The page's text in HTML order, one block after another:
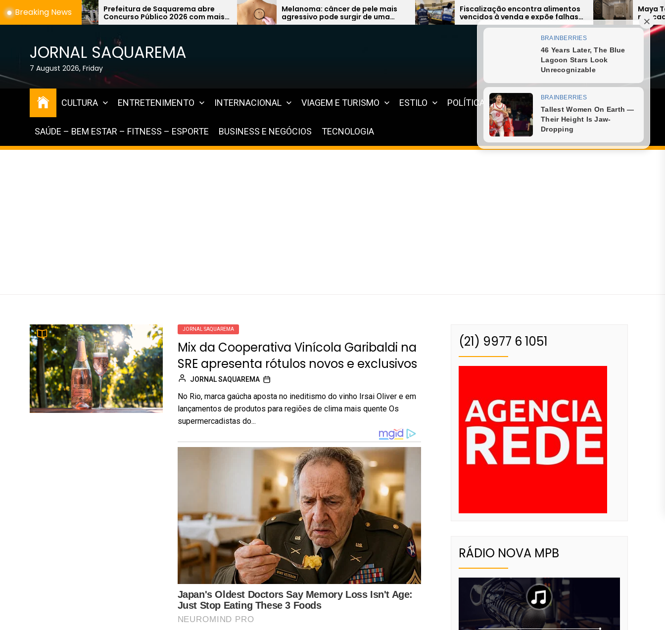
Skip
to
Breaking News
Prefeitura de Saquarema abre
Concurso Público 2026 com mais
de 1,2 mil vagas na área da
Melanoma: câncer de pele mais
agressivo pode surgir de uma
simples pinta e preocupa
Fiscalização encontra alimentos
vencidos à venda e expõe falhas
graves na Região dos Lagos
Maya Tântrica quer liderar
mercado de terapias com
inovador
JORNAL SAQUAREMA
7 August 2026, Friday
CULTURA ENTRETENIMENTO INTERNACIONAL VIAGEM E TURISMO ESTILO POLÍTICA GASTRONOMIA ESPORTE
SAÚDE – BEM ESTAR – FITNESS – ESPORTE BUSINESS E NEGÓCIOS TECNOLOGIA
JORNAL SAQUAREMA
Mix da Cooperativa Vinícola Garibaldi na
SRE apresenta rótulos novos e exclusivos
JORNAL SAQUAREMA
No Rio, marca gaúcha aposta no ineditismo do vinho Irsai Oliver e em
lançamentos de produtos para regiões de clima mais quente Os
supermercadistas do...
(21) 9977 6 1051
RÁDIO NOVA MPB